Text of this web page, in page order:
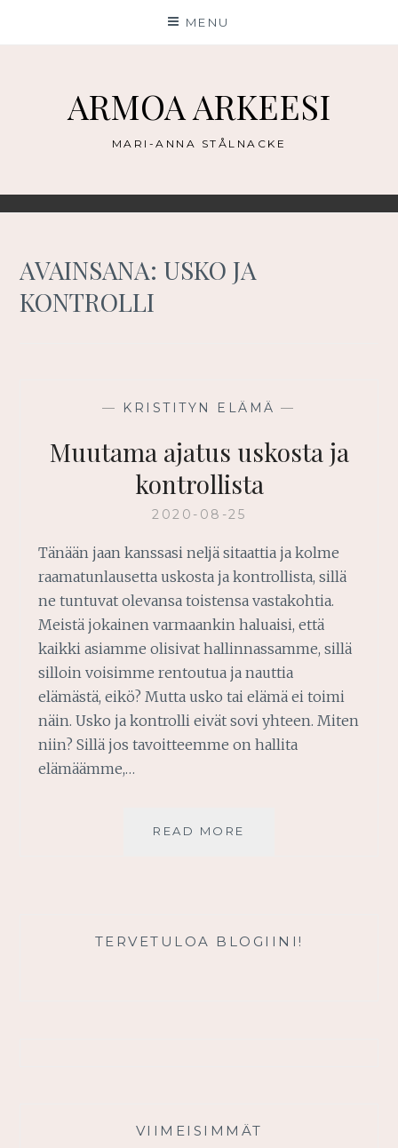
MENU
ARMOA ARKEESI
MARI-ANNA STÅLNACKE
AVAINSANA:USKO JA
KONTROLLI
— KRISTITYN ELÄMÄ —
Muutama ajatus uskosta ja
kontrollista
2020-08-25
Tänään jaan kanssasi neljä sitaattia ja kolme
raamatunlausetta uskosta ja kontrollista, sillä
ne tuntuvat olevansa toistensa vastakohtia.
Meistä jokainen varmaankin haluaisi, että
kaikki asiamme olisivat hallinnassamme, sillä
silloin voisimme rentoutua ja nauttia
elämästä, eikö? Mutta usko tai elämä ei toimi
näin. Usko ja kontrolli eivät sovi yhteen. Miten
niin? Sillä jos tavoitteemme on hallita
elämäämme,…
READ MORE
TERVETULOA BLOGIINI!
VIIMEISIMMÄT